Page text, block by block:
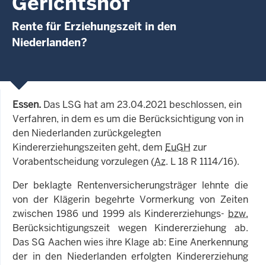
Rente für Erziehungszeit in den
Niederlanden?
Essen. Das LSG hat am 23.04.2021 beschlossen, ein
Verfahren, in dem es um die Berücksichtigung von in
den Niederlanden zurückgelegten
Kindererziehungszeiten geht, dem EuGH zur
Vorabentscheidung vorzulegen (Az. L 18 R 1114/16).
Der beklagte Rentenversicherungsträger lehnte die
von der Klägerin begehrte Vormerkung von Zeiten
zwischen 1986 und 1999 als Kindererziehungs- bzw.
Berücksichtigungszeit wegen Kindererziehung ab.
Das SG Aachen wies ihre Klage ab: Eine Anerkennung
der in den Niederlanden erfolgten Kindererziehung